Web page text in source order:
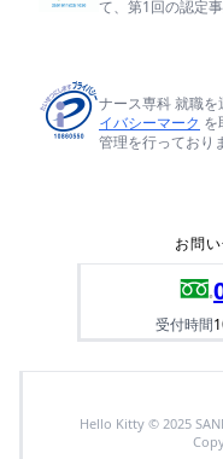
て、第1回の認定
ナース専科 就職
イバシーマーク を
管理を行っており
お問
受付時間
Hello Kitty © 2025